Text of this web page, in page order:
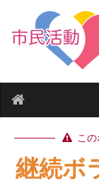
こ
継続ボ